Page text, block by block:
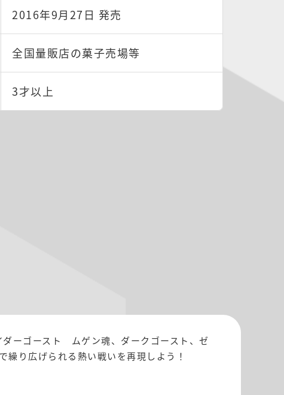
2016年9月27日 発売
全国量販店の菓子売場等
3才以上
ーゴースト ムゲン魂、ダークゴースト、ゼ
り広げられる熱い戦いを再現しよう！